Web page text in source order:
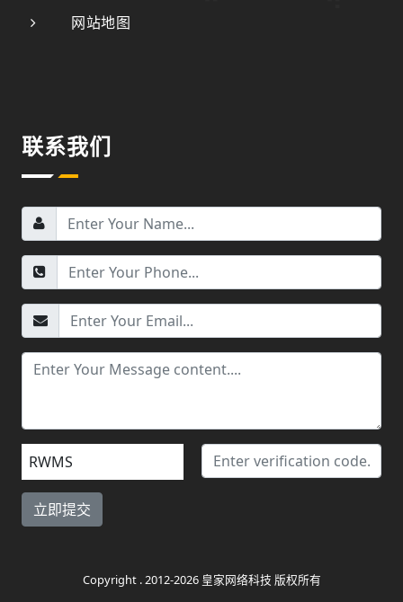
网站地图
联系我们
RWMS
Copyright . 2012-2026 皇家网络科技 版权所有